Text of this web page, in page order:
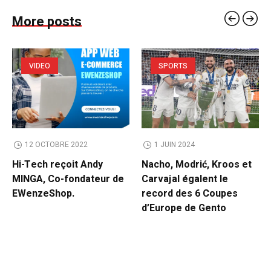
More posts
VIDEO
12 OCTOBRE 2022
Hi-Tech reçoit Andy
MINGA, Co-fondateur de
EWenzeShop.
SPORTS
1 JUIN 2024
Nacho, Modrić, Kroos et
Carvajal égalent le
record des 6 Coupes
d’Europe de Gento